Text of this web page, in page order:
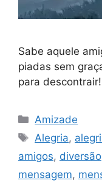
Sabe aquele
piadas sem
para
Categorias
Amizade
Tags
Alegria,
amigos, diversão
mensagem,